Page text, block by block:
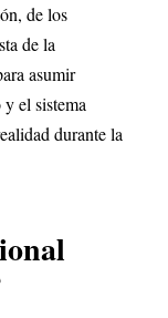
de los
de la
asumir
el sistema
durante la